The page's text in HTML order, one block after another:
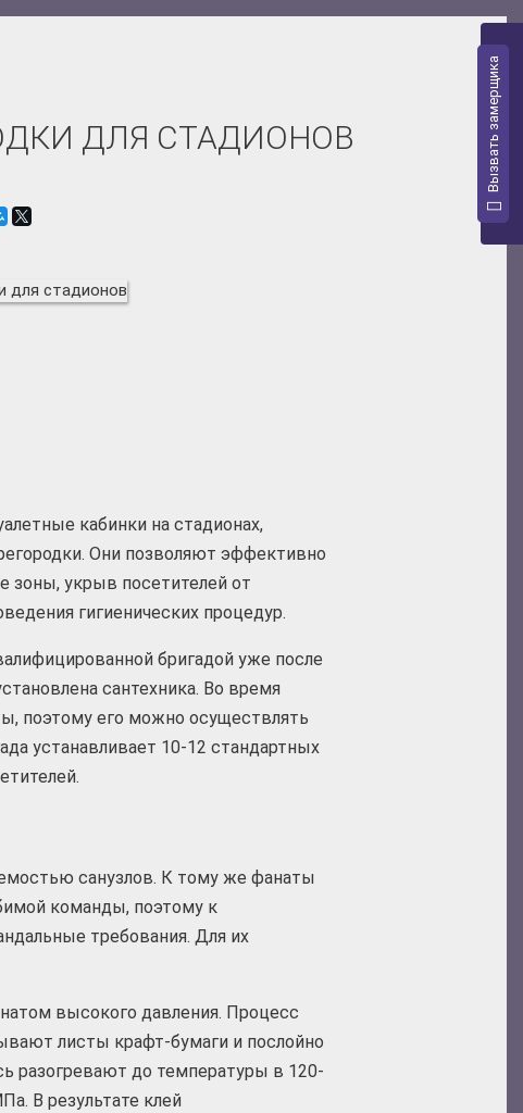
Вызвать замерщика
ДЛЯ СТАДИОНОВ
кабинки на стадионах,
Они позволяют эффективно
зоны, укрыв посетителей от
гигиенических процедур.
бригадой уже после
сантехника. Во время
поэтому его можно осуществлять
устанавливает 10-12 стандартных
санузлов. К тому же фанаты
команды, поэтому к
требования. Для их
высокого давления. Процесс
листы крафт-бумаги и послойно
разогревают до температуры в 120-
В результате клей